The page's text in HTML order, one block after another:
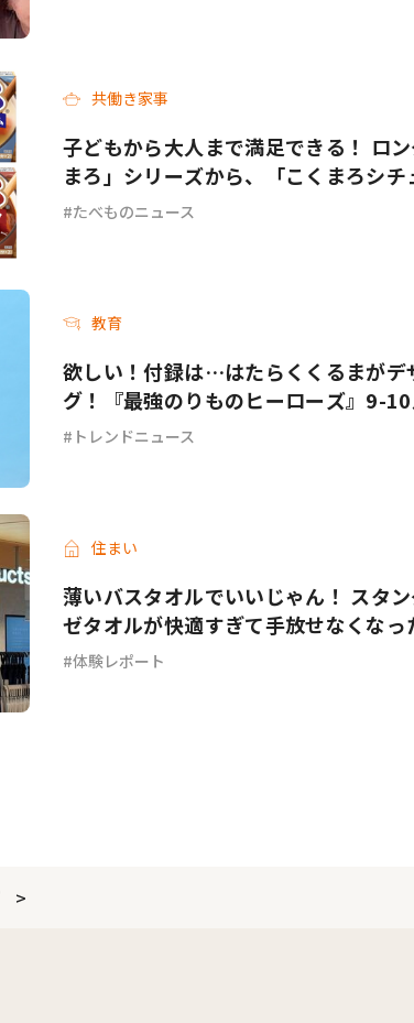
共働き家事
子どもから大人まで満足できる！ ロ
まろ」シリーズから、「こくまろシ
ーフ＞が新発売
たべものニュース
教育
欲しい！付録は…はたらくくるまがデ
グ！『最強のりものヒーローズ』9-
トレンドニュース
住まい
薄いバスタオルでいいじゃん！ スタ
ゼタオルが快適すぎて手放せなくなっ
体験レポート